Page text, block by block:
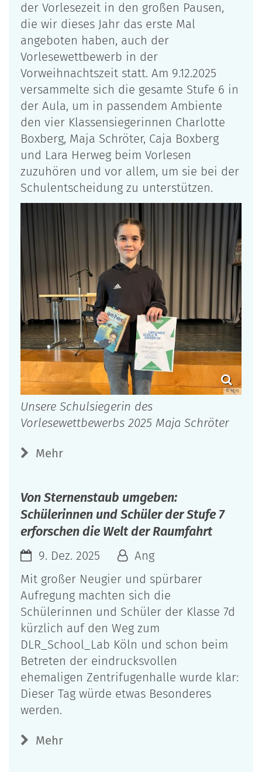
der Vorlesezeit in den großen Pausen,
die wir dieses Jahr das erste Mal
angeboten haben, auch der
Vorlesewettbewerb in der
Vorweihnachtszeit statt. Am 9.12.2025
versammelte sich die gesamte Stufe 6 in
der Aula, um in passendem Ambiente
den vier Klassensiegerinnen Charlotte
Boxberg, Maja Schröter, Caja Boxberg
und Lara Herweg beim Vorlesen
zuzuhören und vor allem, um sie bei der
Schulentscheidung zu unterstützen.
© Htm
Unsere Schulsiegerin des
Vorlesewettbewerbs 2025 Maja Schröter
Mehr
Von Sternenstaub umgeben:
Schülerinnen und Schüler der Stufe 7
erforschen die Welt der Raumfahrt
9. Dez. 2025
Ang
Mit großer Neugier und spürbarer
Aufregung machten sich die
Schülerinnen und Schüler der Klasse 7d
kürzlich auf den Weg zum
DLR_School_Lab Köln und schon beim
Betreten der eindrucksvollen
ehemaligen Zentrifugenhalle wurde klar:
Dieser Tag würde etwas Besonderes
werden.
Mehr